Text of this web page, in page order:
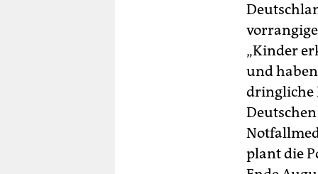
„Kinder
und
dringliche
plant die